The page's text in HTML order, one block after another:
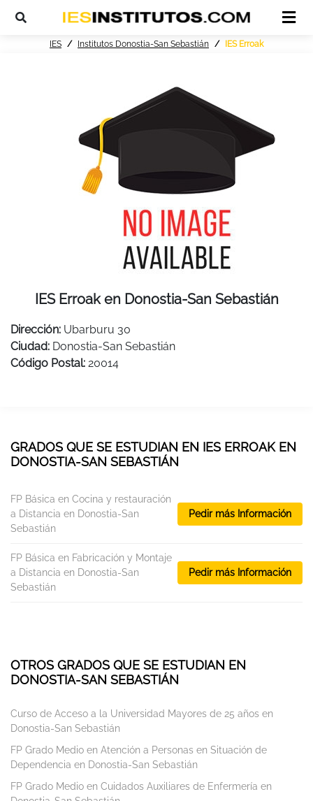
IES Institutos Donostia-San Sebastián IES Erroak
IES Erroak en Donostia-San Sebastián
Dirección: Ubarburu 30
Ciudad: Donostia-San Sebastián
Código Postal: 20014
GRADOS QUE SE ESTUDIAN EN IES ERROAK EN
DONOSTIA-SAN SEBASTIÁN
FP Básica en Cocina y restauración
a Distancia en Donostia-San
Sebastián
Pedir más Información
FP Básica en Fabricación y Montaje
a Distancia en Donostia-San
Sebastián
Pedir más Información
OTROS GRADOS QUE SE ESTUDIAN EN
DONOSTIA-SAN SEBASTIÁN
Curso de Acceso a la Universidad Mayores de 25 años en
Donostia-San Sebastián
FP Grado Medio en Atención a Personas en Situación de
Dependencia en Donostia-San Sebastián
FP Grado Medio en Cuidados Auxiliares de Enfermería en